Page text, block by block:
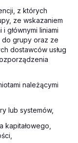
z których
ze wskazaniem
głównymi liniami
do grupy oraz ze
dostawców usług
należącymi
lub systemów,